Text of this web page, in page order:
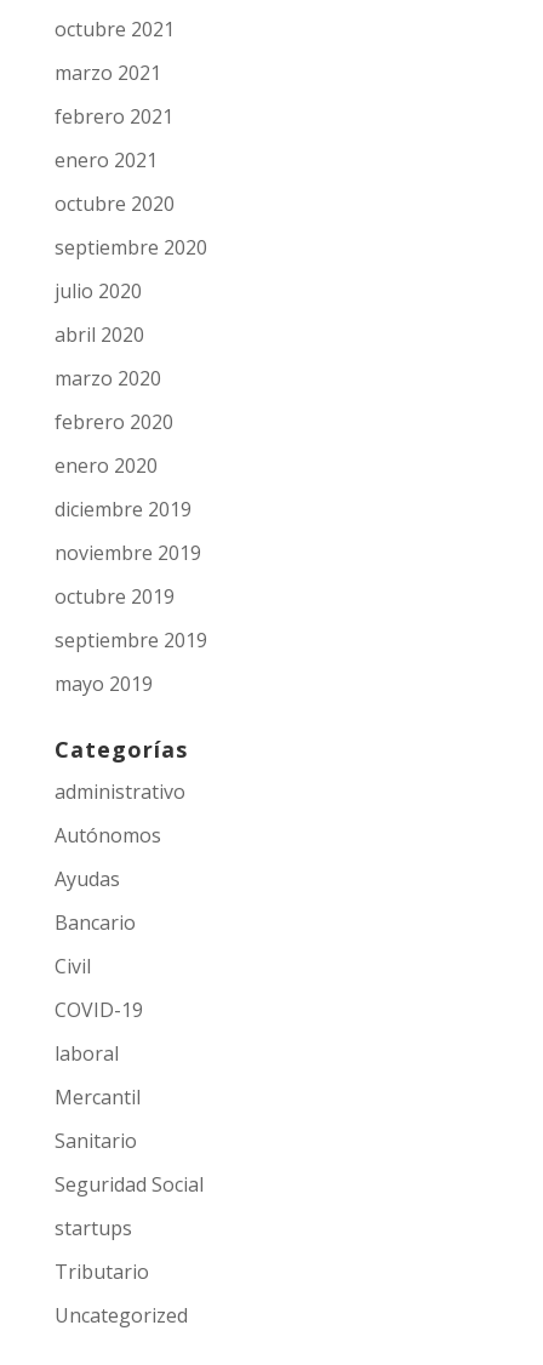
octubre 2021
marzo 2021
febrero 2021
enero 2021
octubre 2020
septiembre 2020
julio 2020
abril 2020
marzo 2020
febrero 2020
enero 2020
diciembre 2019
noviembre 2019
octubre 2019
septiembre 2019
mayo 2019
Categorías
administrativo
Autónomos
Ayudas
Bancario
Civil
COVID-19
laboral
Mercantil
Sanitario
Seguridad Social
startups
Tributario
Uncategorized